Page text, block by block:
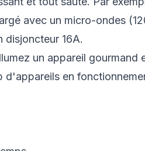
avec un micro-ondes
disjoncteur 16A.
un appareil gourmand
d'appareils en